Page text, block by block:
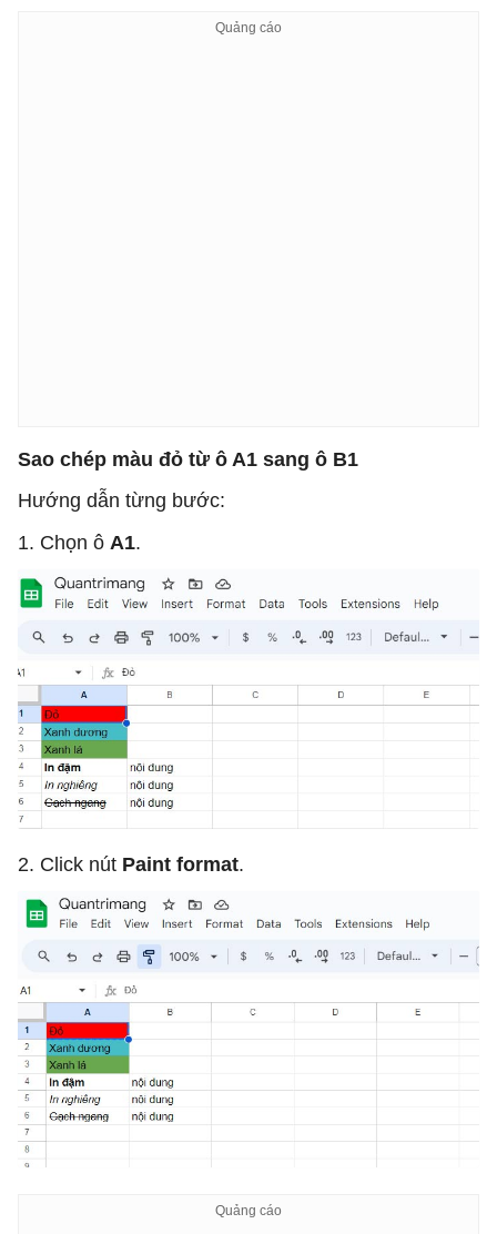
Sao chép màu đỏ từ ô A1 sang ô B1
Hướng dẫn từng bước:
1. Chọn ô A1.
2. Click nút Paint format.